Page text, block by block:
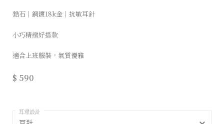
鋯石｜銅鍍18k金｜抗敏耳針
小巧精緻好搭款
適合上班服裝，氣質優雅
$ 590
耳環設計